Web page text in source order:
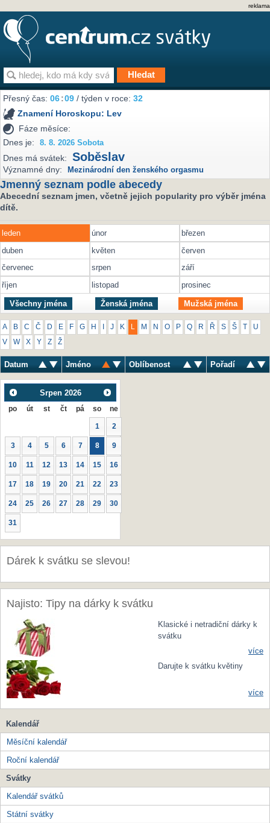
reklama
Přesný čas:06:09 / týden v roce:32
Znamení Horoskopu: Lev
Fáze měsíce:
Dnes je:
8. 8. 2026 Sobota
Dnes má svátek: Soběslav
Významné dny: Mezinárodní den ženského orgasmu
Jmenný seznam podle abecedy
Abecední seznam jmen, včetně jejich popularity pro výběr jména
dítě.
leden únor
březen
duben
květen
červen
červenec
srpen
září
říjen
listopad prosinec
Všechny jména Ženská jména Mužská jména
A B C Č D E F G H J K M N O P Q R Ř S Š U
V W X Y Z Ž
Datum Jméno Oblíbenost Pořadí
Srpen 2026
po út st čt pá so ne
1 2
3 4 5 6 7 8 9
10 11 12 13 14 15 16
17 18 19 20 21 22 23
24 25 26 27 28 29 30
31
Dárek k svátku se slevou!
Najisto: Tipy na dárky k svátku
Klasické i netradiční dárky k
svátku
více
Darujte k svátku květiny
více
Kalendář
Měsíční kalendář
Roční kalendář
Svátky
Kalendář svátků
Státní svátky